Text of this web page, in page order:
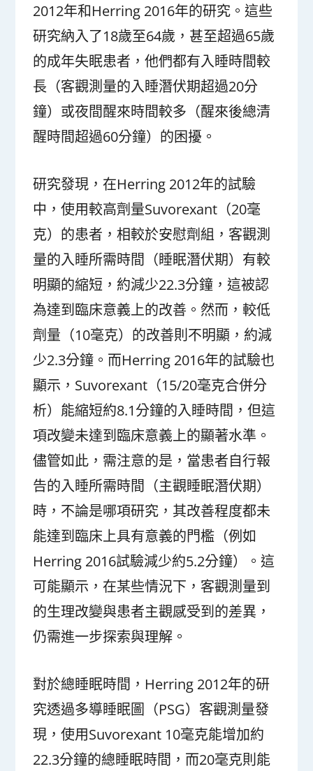
2012年和Herring 2016年的研究。這些
研究納入了18歲至64歲，甚至超過65歲
的成年失眠患者，他們都有入睡時間較
長（客觀測量的入睡潛伏期超過20分
鐘）或夜間醒來時間較多（醒來後總清
醒時間超過60分鐘）的困擾。
研究發現，在Herring 2012年的試驗
中，使用較高劑量Suvorexant（20毫
克）的患者，相較於安慰劑組，客觀測
量的入睡所需時間（睡眠潛伏期）有較
明顯的縮短，約減少22.3分鐘，這被認
為達到臨床意義上的改善。然而，較低
劑量（10毫克）的改善則不明顯，約減
少2.3分鐘。而Herring 2016年的試驗也
顯示，Suvorexant（15/20毫克合併分
析）能縮短約8.1分鐘的入睡時間，但這
項改變未達到臨床意義上的顯著水準。
儘管如此，需注意的是，當患者自行報
告的入睡所需時間（主觀睡眠潛伏期）
時，不論是哪項研究，其改善程度都未
能達到臨床上具有意義的門檻（例如
Herring 2016試驗減少約5.2分鐘）。這
可能顯示，在某些情況下，客觀測量到
的生理改變與患者主觀感受到的差異，
仍需進一步探索與理解。
對於總睡眠時間，Herring 2012年的研
究透過多導睡眠圖（PSG）客觀測量發
現，使用Suvorexant 10毫克能增加約
22.3分鐘的總睡眠時間，而20毫克則能